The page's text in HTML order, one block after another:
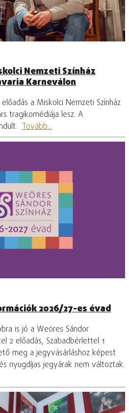
Nemzeti Színház
Karneválon
a Miskolci Nemzeti Színház
tragikomédiája lesz. A
Tovább...
2026/27-es évad
is jó a Weöres Sándor
2 előadás, Szabadbérlettel 1
meg a jegyvásárláshoz képest
nyugdíjas jegyárak nem változtak.